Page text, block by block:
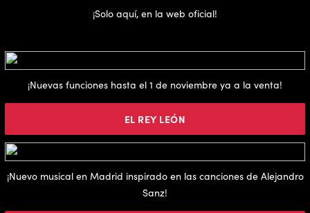
¡Solo aquí, en la web oficial!
¡Nuevas funciones hasta el 1 de noviembre ya a la venta!
EL REY LEÓN
¡Nuevo musical en Madrid inspirado en las canciones de Alejandro
Sanz!